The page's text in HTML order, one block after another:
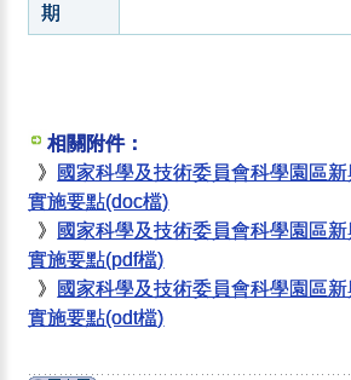
期
相關附件：
》 國家科學及技術委員會科學園區
實施要點(doc檔)
》 國家科學及技術委員會科學園區
實施要點(pdf檔)
》 國家科學及技術委員會科學園區
實施要點(odt檔)